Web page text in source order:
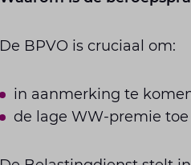
De BPVO is cruciaal om:
in aanmerking te
de lage WW-premie